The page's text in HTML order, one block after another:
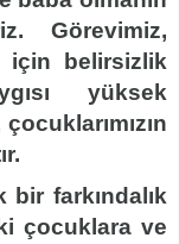
Görevimiz,
için belirsizlik
yüksek
farkındalık
çocuklara ve